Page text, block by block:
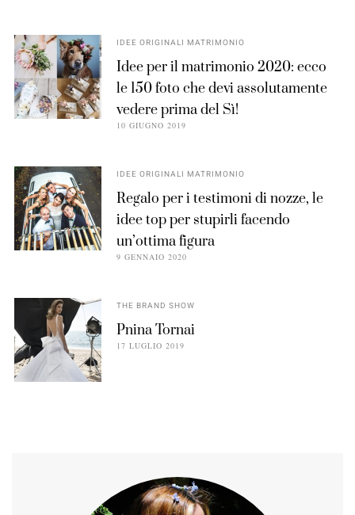
IDEE ORIGINALI MATRIMONIO
Idee per il matrimonio 2020: ecco
le 150 foto che devi assolutamente
vedere prima del Sì!
10 GIUGNO 2019
IDEE ORIGINALI MATRIMONIO
Regalo per i testimoni di nozze, le
idee top per stupirli facendo
un’ottima figura
9 GENNAIO 2020
THE BRAND SHOW
Pnina Tornai
17 LUGLIO 2019